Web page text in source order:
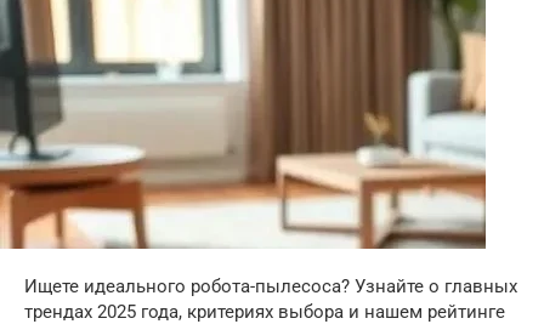
Ищете идеального робота-пылесоса? Узнайте о главных
трендах 2025 года, критериях выбора и нашем рейтинге